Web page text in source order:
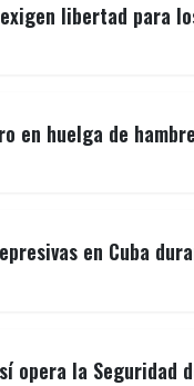
libertad para
en huelga de
en Cuba
opera la Seguridad